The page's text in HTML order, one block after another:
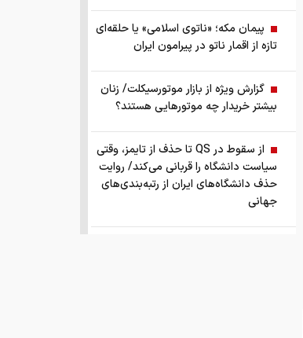
پیمان مکه؛ «ناتوی اسلامی» یا حلقه‌ای
تازه از اقمار ناتو در پیرامون ایران
گزارش ویژه از بازار موتورسیکلت/ زنان
بیشتر خریدار چه موتورهایی هستند؟
از سقوط در QS تا حذف از تایمز، وقتی
سیاست دانشگاه را قربانی می‌کند/ روایت
حذف دانشگاه‌های ایران از رتبه‌بندی‌های
جهانی